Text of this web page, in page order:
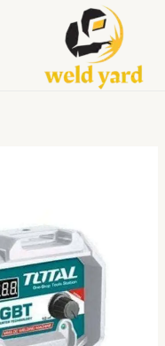
المحتوى